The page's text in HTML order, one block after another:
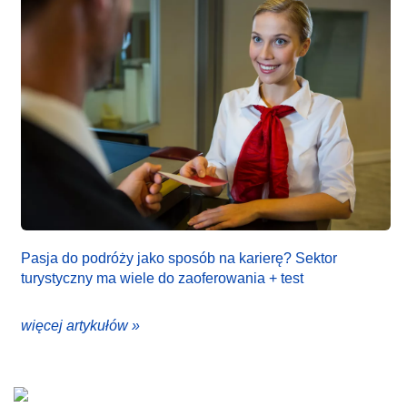
Pasja do podróży jako sposób na karierę? Sektor
turystyczny ma wiele do zaoferowania + test
więcej artykułów »